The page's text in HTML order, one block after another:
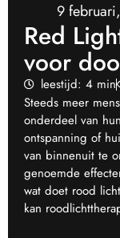
9
Red
voor
leestijd: 4 min
Steeds meer
onderdeel van
ontspanning of
van binnenuit te
genoemde
wat doet rood
kan